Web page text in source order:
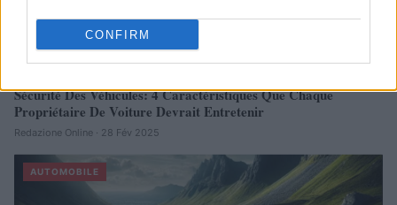
CONFIRM
Sécurité Des Véhicules: 4 Caractéristiques Que Chaque
Propriétaire De Voiture Devrait Entretenir
Redazione Online · 28 Fév 2025
AUTOMOBILE